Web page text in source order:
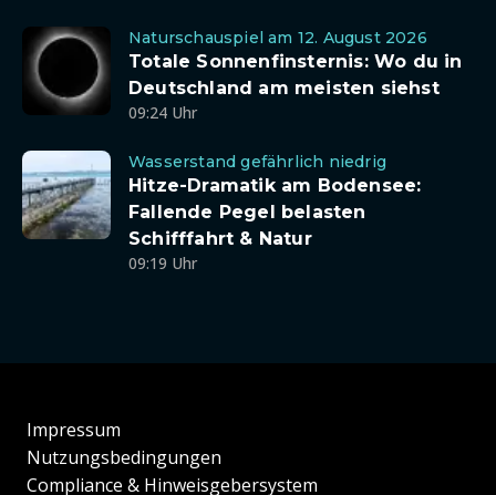
Naturschauspiel am 12. August 2026
Totale Sonnenfinsternis: Wo du in
Deutschland am meisten siehst
09:24 Uhr
Wasserstand gefährlich niedrig
Hitze-Dramatik am Bodensee:
Fallende Pegel belasten
Schifffahrt & Natur
09:19 Uhr
Impressum
Nutzungsbedingungen
Compliance & Hinweisgebersystem